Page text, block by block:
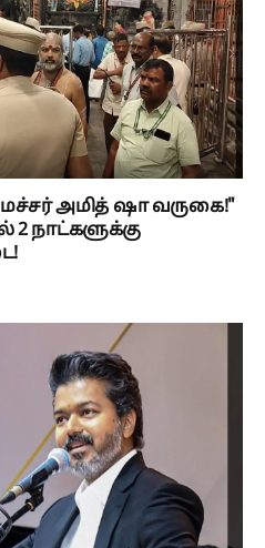
அமித் ஷா வருகை!"
நாட்களுக்கு